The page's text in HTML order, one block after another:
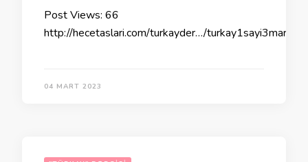
Post Views: 66
http://hecetaslari.com/turkayder…/
04 MART 2023